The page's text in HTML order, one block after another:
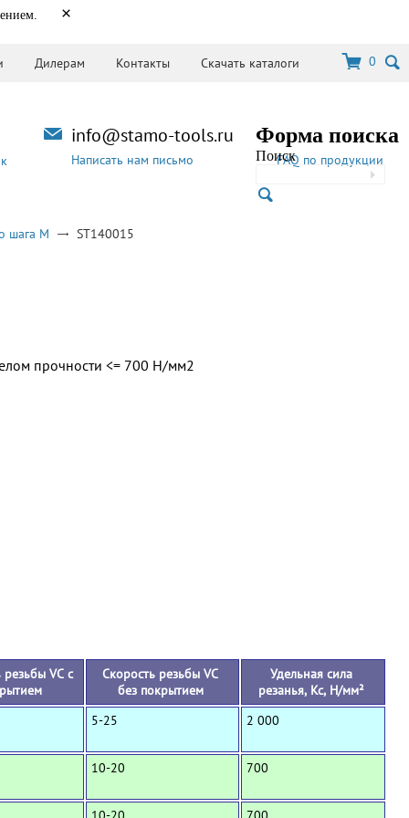
×
Дилерам Контакты Скачать каталоги 0
Форма поиска
ПоискFAQ по продукции
info@stamo-tools.ru
Написать нам письмо
шага M ST140015
прочности <= 700 Н/мм2
VC с
Скорость резьбы VC
без покрытием
Удельная сила
резанья, Кс, Н/мм²
5-25 2 000
10-20 700